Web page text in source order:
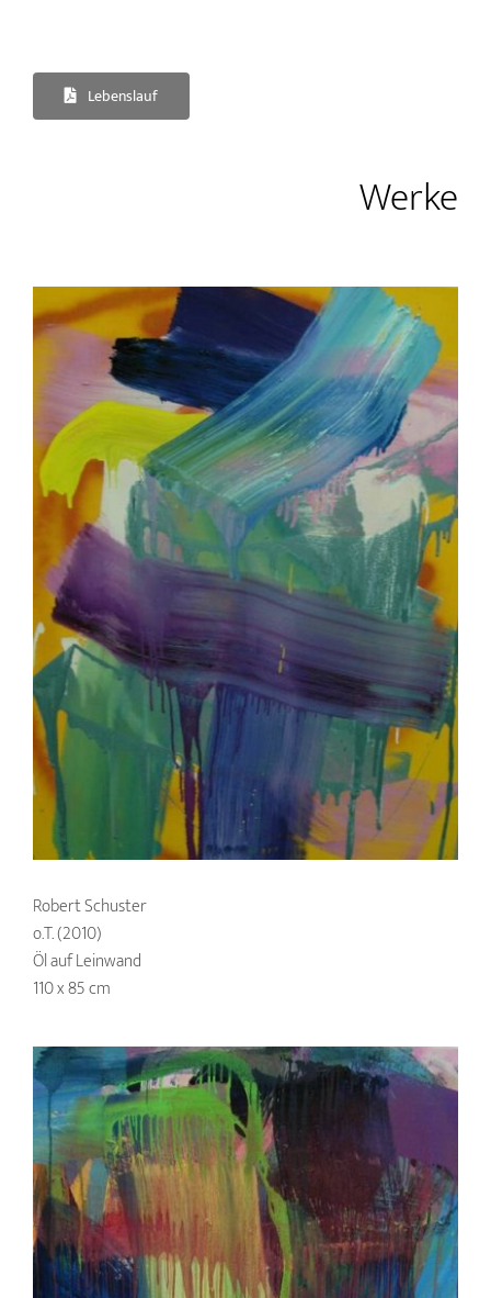
Lebenslauf
Werke
Robert Schuster
o.T. (2010)
Öl auf Leinwand
110 x 85 cm